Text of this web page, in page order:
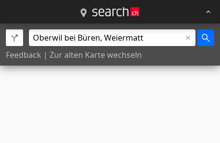
Feedback | Zur alten Karte wechseln